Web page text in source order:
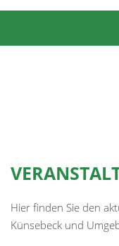
Hier finden Sie den
Künsebeck und